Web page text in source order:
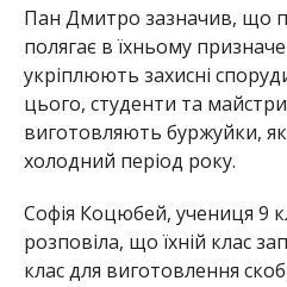
Пан Дмитро зазначив, що
полягає в їхньому
укріплюють захисні
цього, студенти та
виготовляють буржуйки,
холодний період року.
Софія Коцюбей, учениця 9
розповіла, що їхній клас
клас для виготовлення